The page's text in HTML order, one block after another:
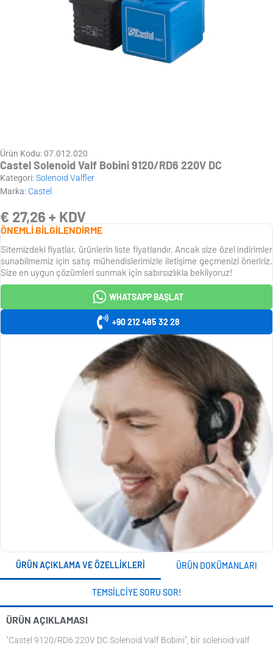
Ürün Kodu: 07.012.020
Castel Solenoid Valf Bobini 9120/RD6 220V DC
Kategori:Solenoid Valfler
Marka: Castel
€ 27,26 + KDV
ÖNEMLİ BİLGİLENDİRME
Sitemizdeki fiyatlar, ürünlerin liste fiyatlarıdır. Ancak size özel indirimler
sunabilmemiz için satış mühendislerimizle iletişime geçmenizi öneririz.
Size en uygun çözümleri sunmak için sabırsızlıkla bekliyoruz!
WHATSAPP BAŞLAT
+90 212 485 32 28
ÜRÜN AÇIKLAMA VE ÖZELLIKLERI ÜRÜN DOKÜMANLARI
TEMSILCIYE SORU SOR!
ÜRÜN AÇIKLAMASI
"Castel 9120/RD6 220V DC Solenoid Valf Bobini", bir solenoid valf